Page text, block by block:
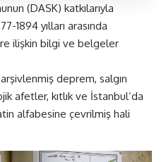
(DASK) katkılarıyla
1894 yılları arasında
ilişkin bilgi ve belgeler
deprem, salgın
afetler, kıtlık ve İstanbul’da
alfabesine çevrilmiş hali